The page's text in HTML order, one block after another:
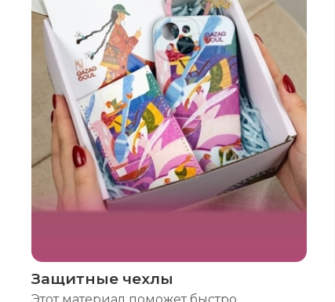
Защитные чехлы
Этот материал поможет быстро